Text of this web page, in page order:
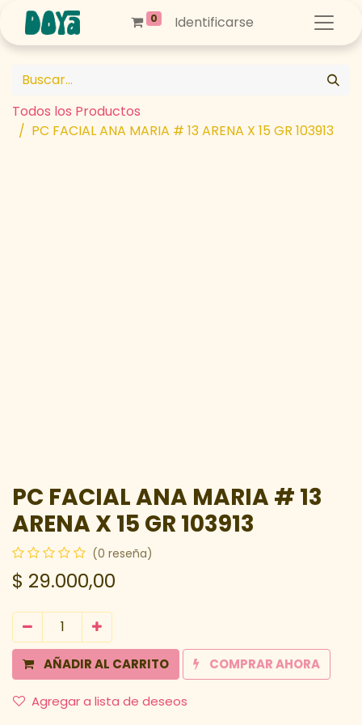
0 Identificarse
Todos los Productos
PC FACIAL ANA MARIA # 13 ARENA X 15 GR 103913
PC FACIAL ANA MARIA # 13
ARENA X 15 GR 103913
(0 reseña)
$ 29.000,00
AÑADIR AL CARRITO COMPRAR AHORA
Agregar a lista de deseos